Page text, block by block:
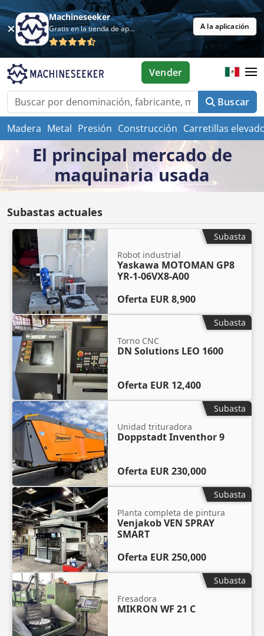
Machineseeker
Gratis en la tienda de aplicaciones A la aplicación
Buscar
Vender
Madera Metal Presión Construcción Carretillas
El principal mercado de
maquinaria usada
Subastas actuales
Robot industrial
Yaskawa MOTOMAN GP8
YR-1-06VX8-A00
Oferta EUR 8,900
Subasta
Torno CNC
DN Solutions LEO 1600
Oferta EUR 12,400
Subasta
Unidad trituradora
Doppstadt Inventhor 9
Oferta EUR 230,000
Subasta
Planta completa de pintura
Venjakob VEN SPRAY
SMART
Oferta EUR 250,000
Subasta
Fresadora
MIKRON WF 21 C
Subasta